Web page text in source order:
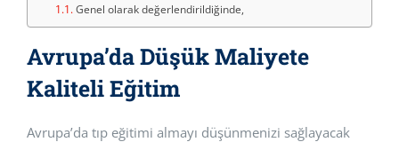
Genel olarak değerlendirildiğinde,
Avrupa’da Düşük Maliyete
Kaliteli Eğitim
Avrupa’da tıp eğitimi almayı düşünmenizi sağlayacak